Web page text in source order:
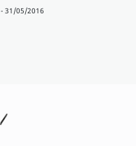
- 31/05/2016